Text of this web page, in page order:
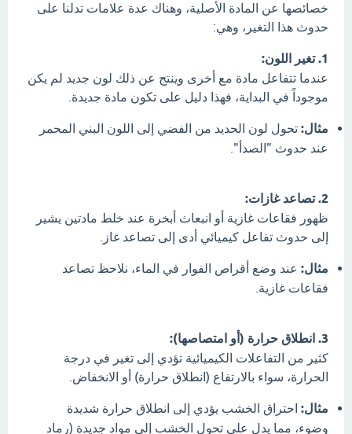
خصائصها عن المادة الأصلية، وهناك عدة علامات تدلنا على
حدوث هذا التغير، وهي:
1. تغير اللون:
عندما تتفاعل مادة مع أخرى وينتج عن ذلك لون جديد لم يكن
موجوداً في البداية، فهذا دليل على تكون مادة جديدة.
مثال: تحول لون الحديد من الفضي إلى اللون البني المحمر
عند حدوث "الصدأ".
2. تصاعد غازات:
ظهور فقاعات غازية أو انبعاث أبخرة عند خلط مادتين يشير
إلى حدوث تفاعل كيميائي أدى إلى تصاعد غاز.
مثال: عند وضع أقراص الفوار في الماء، نلاحظ تصاعد
فقاعات غازية.
3. انطلاق حرارة (أو امتصاصها):
كثير من التفاعلات الكيميائية تؤدي إلى تغير في درجة
الحرارة، سواء بالارتفاع (انطلاق حرارة) أو الانخفاض.
مثال: احتراق الخشب يؤدي إلى انطلاق حرارة شديدة
وضوء، مما يدل على تحول الخشب إلى مواد جديدة (رماد